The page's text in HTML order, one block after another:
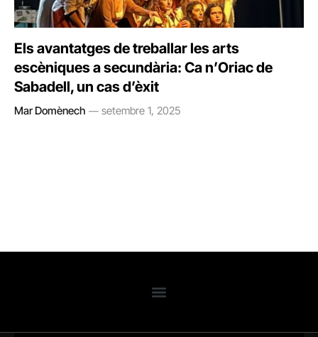
Els avantatges de treballar les arts
escèniques a secundària: Ca n’Oriac de
Sabadell, un cas d’èxit
Mar Domènech setembre 1, 2025